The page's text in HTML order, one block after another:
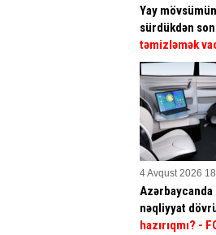
Yay
sürdükdən
təmizləmək
4 Avqust 2026
nəqliyyat
hazırıqmı? -